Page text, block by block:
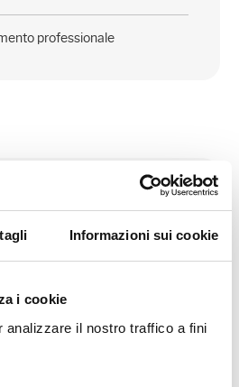
Informazioni sui cookie
i cookie
analizzare il nostro traffico a fini
professionale
dopo la legge
professionale